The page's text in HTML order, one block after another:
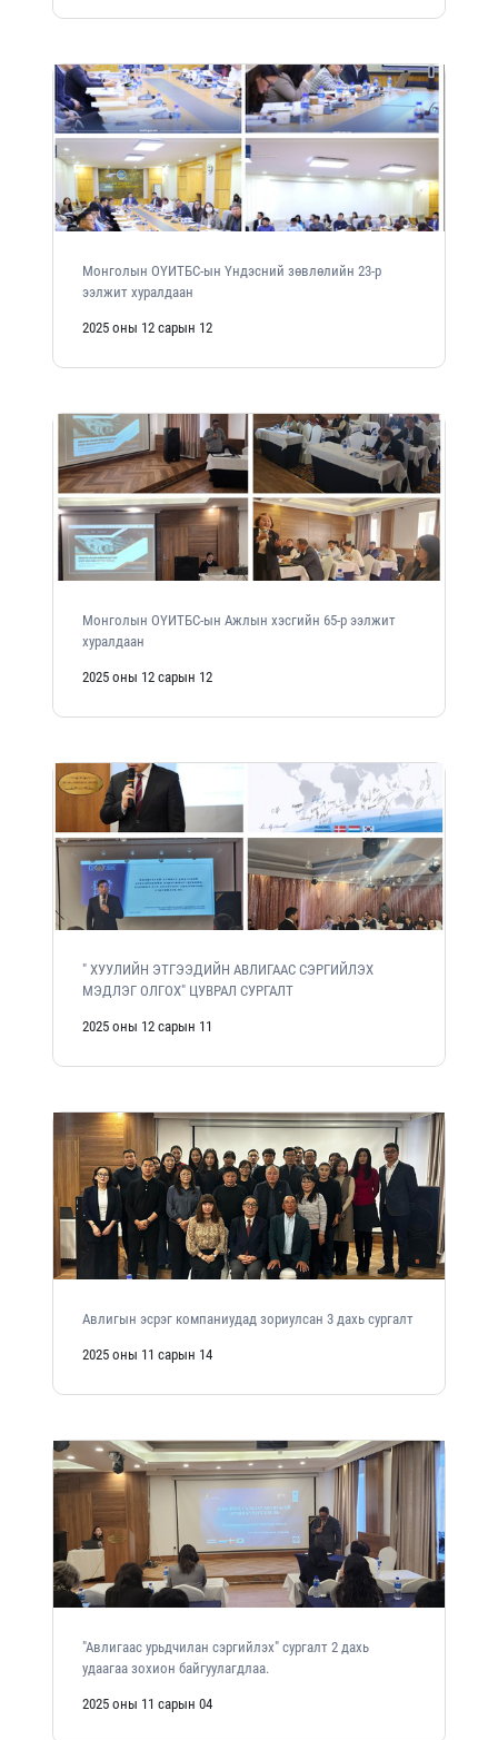
Монголын ОҮИТБС-ын Үндэсний зөвлөлийн 23-р
ээлжит хуралдаан
2025 оны 12 сарын 12
Монголын ОҮИТБС-ын Ажлын хэсгийн 65-р ээлжит
хуралдаан
2025 оны 12 сарын 12
" ХУУЛИЙН ЭТГЭЭДИЙН АВЛИГААС СЭРГИЙЛЭХ
МЭДЛЭГ ОЛГОХ" ЦУВРАЛ СУРГАЛТ
2025 оны 12 сарын 11
Авлигын эсрэг компаниудад зориулсан 3 дахь сургалт
2025 оны 11 сарын 14
"Авлигаас урьдчилан сэргийлэх" сургалт 2 дахь
удаагаа зохион байгуулагдлаа.
2025 оны 11 сарын 04